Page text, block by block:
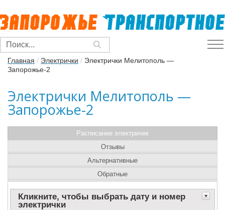
Главная / Электрички / Электрички Мелитополь —
Запорожье-2
Электрички Мелитополь —
Запорожье-2
Расписание электричек
Кликните, чтобы выбрать дату и номер
электрички
Отзывы
Альтернативные
Обратные